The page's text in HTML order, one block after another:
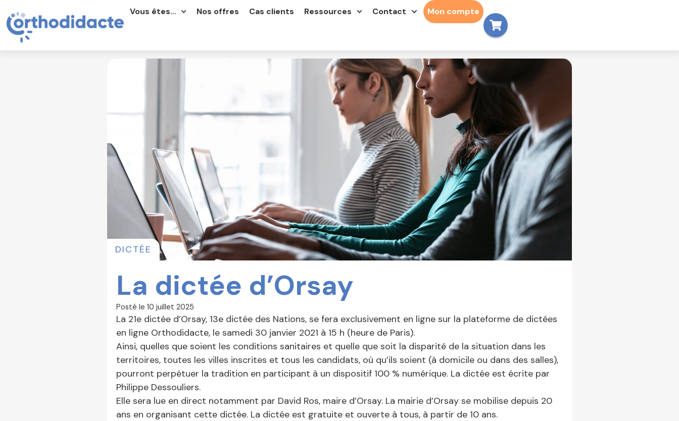
Vous êtes… Nos offres Cas clients Ressources Contact Mon compte
DICTÉE
La dictée d’Orsay
Posté le 10 juillet 2025
La 21e dictée d’Orsay, 13e dictée des Nations, se fera exclusivement en ligne sur la plateforme de dictées
en ligne Orthodidacte, le samedi 30 janvier 2021 à 15 h (heure de Paris).
Ainsi, quelles que soient les conditions sanitaires et quelle que soit la disparité de la situation dans les
territoires, toutes les villes inscrites et tous les candidats, où qu’ils soient (à domicile ou dans des salles),
pourront perpétuer la tradition en participant à un dispositif 100 % numérique. La dictée est écrite par
Philippe Dessouliers.
Elle sera lue en direct notamment par David Ros, maire d’Orsay. La mairie d’Orsay se mobilise depuis 20
ans en organisant cette dictée. La dictée est gratuite et ouverte à tous, à partir de 10 ans.